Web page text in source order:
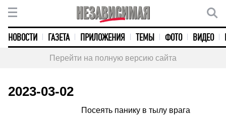
НОВОСТИ ГАЗЕТА ПРИЛОЖЕНИЯ ТЕМЫ ФОТО ВИДЕО
Перейти на полную версию сайта
2023-03-02
Посеять панику в тылу врага